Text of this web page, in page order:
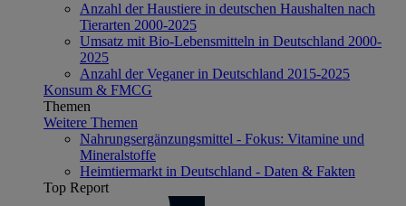
Anzahl der Haustiere in deutschen Haushalten nach
Tierarten 2000-2025
Umsatz mit Bio-Lebensmitteln in Deutschland 2000-
2025
Anzahl der Veganer in Deutschland 2015-2025
Konsum & FMCG
Themen
Weitere Themen
Nahrungsergänzungsmittel - Fokus: Vitamine und
Mineralstoffe
Heimtiermarkt in Deutschland - Daten & Fakten
Top Report